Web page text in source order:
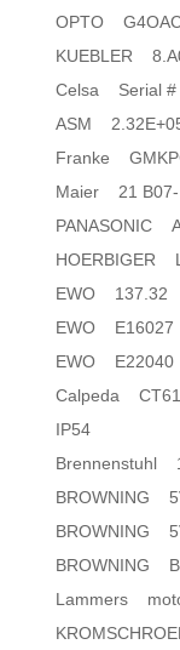
OPTO
KUEBLER
Celsa Serial #
ASM
Franke
Maier 21 B07-
PANASONIC
HOERBIGER
EWO 137.32
EWO E16027
EWO E22040
Calpeda CT61
IP54
Brennenstuhl
BROWNING
BROWNING
BROWNING
Lammers